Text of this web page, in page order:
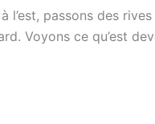
passons des
Voyons ce qu’est